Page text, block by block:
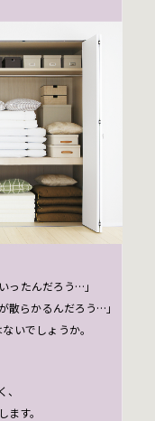
ったんだろう…」
散らかるんだろう…」
いでしょうか。
す。